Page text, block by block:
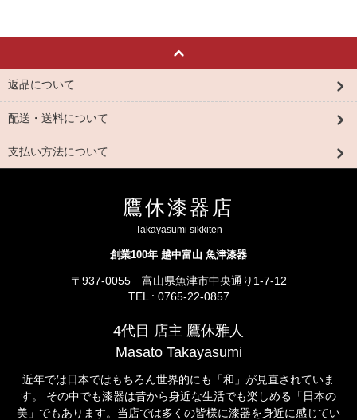
返品について
配送・送料について
支払い方法について
鷹休漆器店
Takayasumi sikkiten
創業100年 越中富山 魚津漆器
〒937-0055 富山県魚津市中央通り1-7-12
TEL : 0765-22-0857
4代目 店主 鷹休雅人
Masato Takayasumi
近年では日本ではもちろん世界的にも「和」が見直されていま
す。 その中でも漆器は昔から身近な生活でも楽しめる「日本の
美」でもあります。当店では多くの皆様に漆器を身近に感じてい